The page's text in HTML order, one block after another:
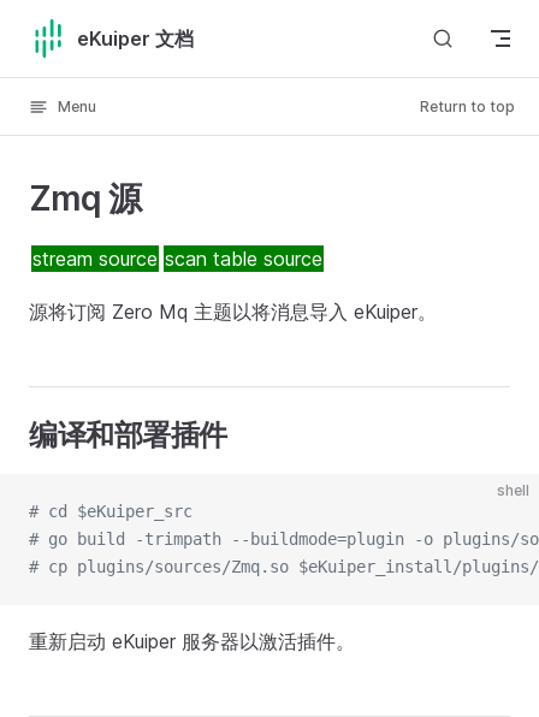
Skip to content
eKuiper 文档
Menu Return to top
Zmq 源
stream source scan table source
源将订阅 Zero Mq 主题以将消息导入 eKuiper。
编译和部署插件
shell
# cd $eKuiper_src
# go build -trimpath --buildmode=plugin -o plugins/
# cp plugins/sources/Zmq.so $eKuiper_install/plugins/
重新启动 eKuiper 服务器以激活插件。